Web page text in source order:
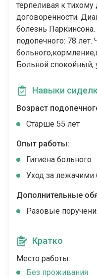
терпеливая к
договоренности.
болезнь Паркинсона.
подопечного: 78 лет.
Больной спокойный,
Навыки
Возраст
Cтарше 55 лет
Опыт работы:
Гигиена больного
Уход за
Дополнительные
Разовые
Кратко
Место работы:
Без проживания